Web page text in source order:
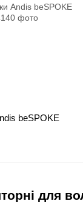
для
beSPOKE